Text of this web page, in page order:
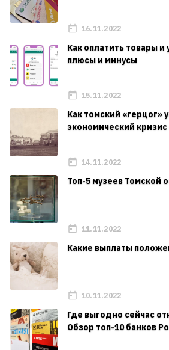
16.11.2022
Как оплатить товары и
плюсы и минусы
15.11.2022
Как томский «герцог»
экономический
14.11.2022
Топ-5 музеев Томской
11.11.2022
Какие выплаты
10.11.2022
Где выгодно сейчас
Обзор топ-10 банков